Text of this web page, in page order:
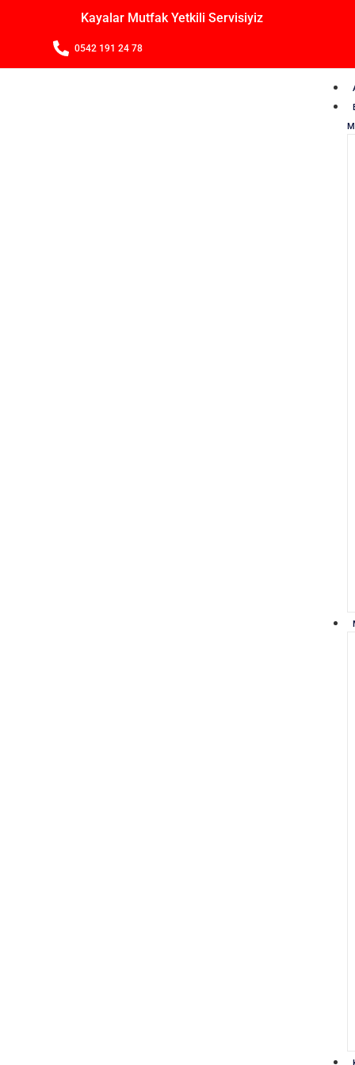
Kayalar Mutfak Yetkili Servisiyiz
0542 191 24 78